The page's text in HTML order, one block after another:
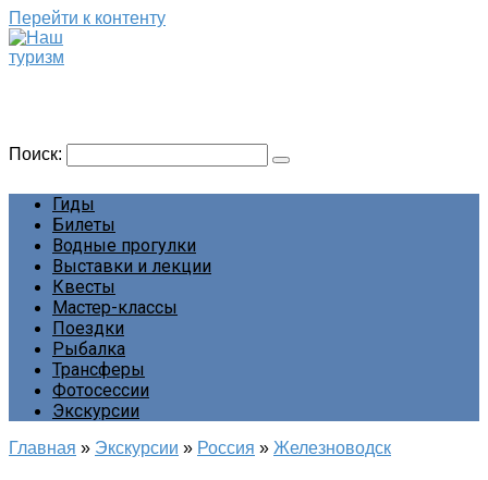
Перейти к контенту
Поиск:
Гиды
Билеты
Водные прогулки
Выставки и лекции
Квесты
Мастер-классы
Поездки
Рыбалка
Трансферы
Фотосессии
Экскурсии
Главная » Экскурсии » Россия » Железноводск